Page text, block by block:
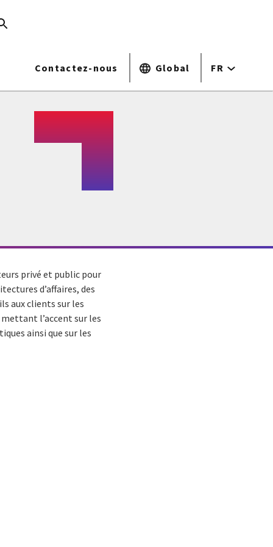
Contactez-nous Global FR
privé et public pour
d’affaires, des
aux clients sur les
l’accent sur les
ainsi que sur les